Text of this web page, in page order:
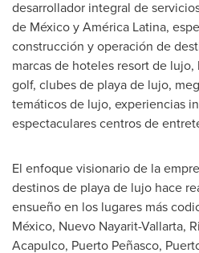
desarrollador integral de
de México y América Latina,
construcción y operación de
marcas de hoteles resort de
golf, clubes de playa de lujo,
temáticos de lujo, experiencias
espectaculares centros de
El enfoque visionario de la
destinos de playa de lujo hace
ensueño en los lugares más
México, Nuevo Nayarit-Vallarta,
Acapulco, Puerto Peñasco,